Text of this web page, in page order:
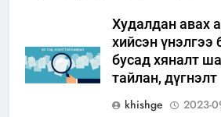
Худалдан авах
хийсэн үнэлгээ
бусад хяналт
тайлан, дүгнэлт
khishge
2023-